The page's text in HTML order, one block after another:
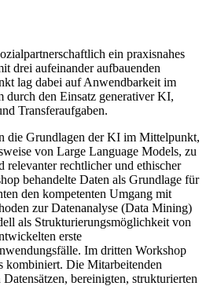
ein praxisnahes
drei aufeinander aufbauenden
lag dabei auf Anwendbarkeit im
durch den Einsatz generativer KI,
Transferaufgaben.
die Grundlagen der KI im Mittelpunkt,
von Large Language Models, zu
relevanter rechtlicher und ethischer
behandelte Daten als Grundlage für
den kompetenten Umgang mit
zur Datenanalyse (Data Mining)
als Strukturierungsmöglichkeit von
erste
Im dritten Workshop
kombiniert. Die Mitarbeitenden
bereinigten, strukturierten